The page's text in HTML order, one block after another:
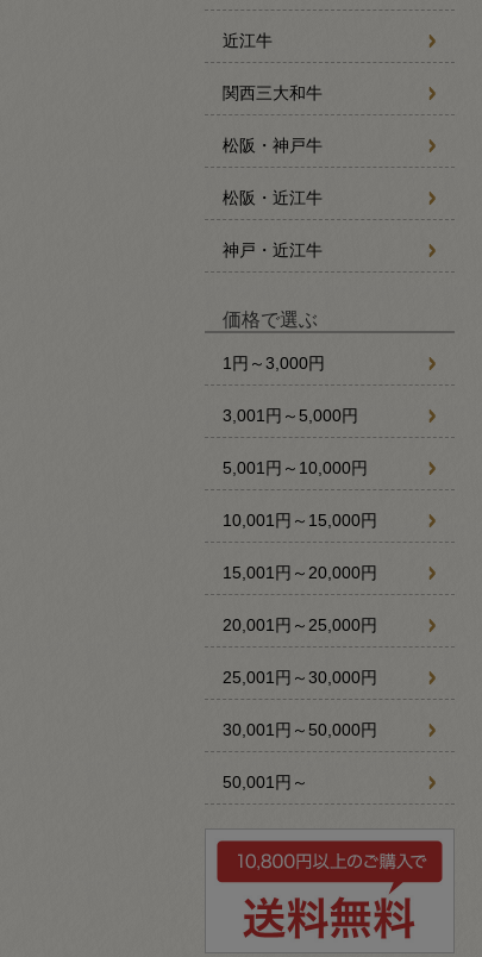
近江牛
関西三大和牛
松阪・神戸牛
松阪・近江牛
神戸・近江牛
価格で選ぶ
1円～3,000円
3,001円～5,000円
5,001円～10,000円
10,001円～15,000円
15,001円～20,000円
20,001円～25,000円
25,001円～30,000円
30,001円～50,000円
50,001円～